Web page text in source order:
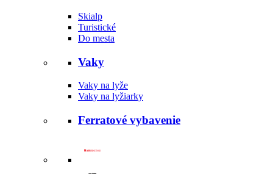
Skialp
Turistické
Do mesta
Vaky
Vaky na lyže
Vaky na lyžiarky
Ferratové vybavenie